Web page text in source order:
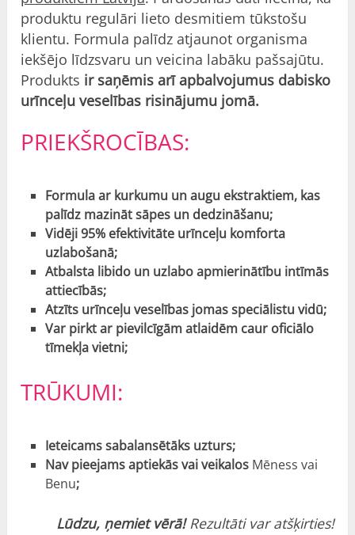
produktu regulāri lieto desmitiem tūkstošu
klientu. Formula palīdz atjaunot organisma
iekšējo līdzsvaru un veicina labāku pašsajūtu.
Produkts ir saņēmis arī apbalvojumus dabisko
urīnceļu veselības risinājumu jomā.
PRIEKŠROCĪBAS:
Formula ar kurkumu un augu ekstraktiem, kas
palīdz mazināt sāpes un dedzināšanu;
Vidēji 95% efektivitāte urīnceļu komforta
uzlabošanā;
Atbalsta libido un uzlabo apmierinātību intīmās
attiecībās;
Atzīts urīnceļu veselības jomas speciālistu vidū;
Var pirkt ar pievilcīgām atlaidēm caur oficiālo
tīmekļa vietni;
TRŪKUMI:
Ieteicams sabalansētāks uzturs;
Nav pieejams aptiekās vai veikalosMēness vai
Benu;
Lūdzu, ņemiet vērā! Rezultāti var atšķirties!